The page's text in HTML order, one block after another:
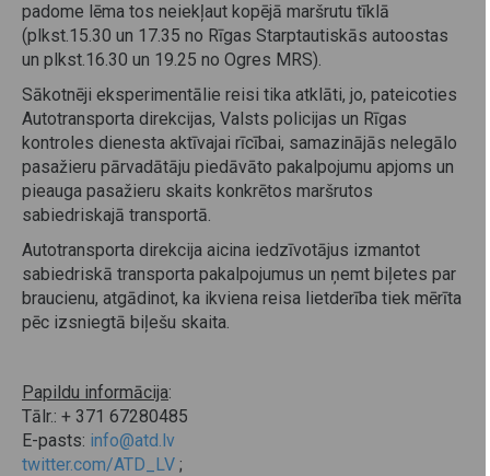
padome lēma tos neiekļaut kopējā maršrutu tīklā
(plkst.15.30 un 17.35 no Rīgas Starptautiskās autoostas
un plkst.16.30 un 19.25 no Ogres MRS).
Sākotnēji eksperimentālie reisi tika atklāti, jo, pateicoties
Autotransporta direkcijas, Valsts policijas un Rīgas
kontroles dienesta aktīvajai rīcībai, samazinājās nelegālo
pasažieru pārvadātāju piedāvāto pakalpojumu apjoms un
pieauga pasažieru skaits konkrētos maršrutos
sabiedriskajā transportā.
Autotransporta direkcija aicina iedzīvotājus izmantot
sabiedriskā transporta pakalpojumus un ņemt biļetes par
braucienu, atgādinot, ka ikviena reisa lietderība tiek mērīta
pēc izsniegtā biļešu skaita.
Papildu informācija:
Tālr.: + 371 67280485
E-pasts: info@atd.lv
twitter.com/ATD_LV ;